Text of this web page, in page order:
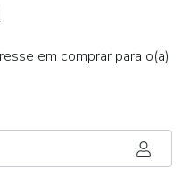
em comprar para o(a)